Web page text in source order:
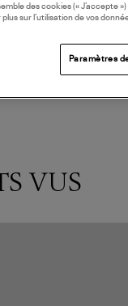
VUS
des cookies (« J’accepte
plus sur l’utilisation de vos
Paramètres